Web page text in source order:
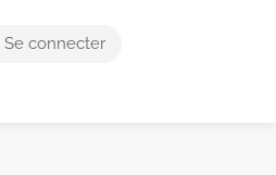
Se connecter